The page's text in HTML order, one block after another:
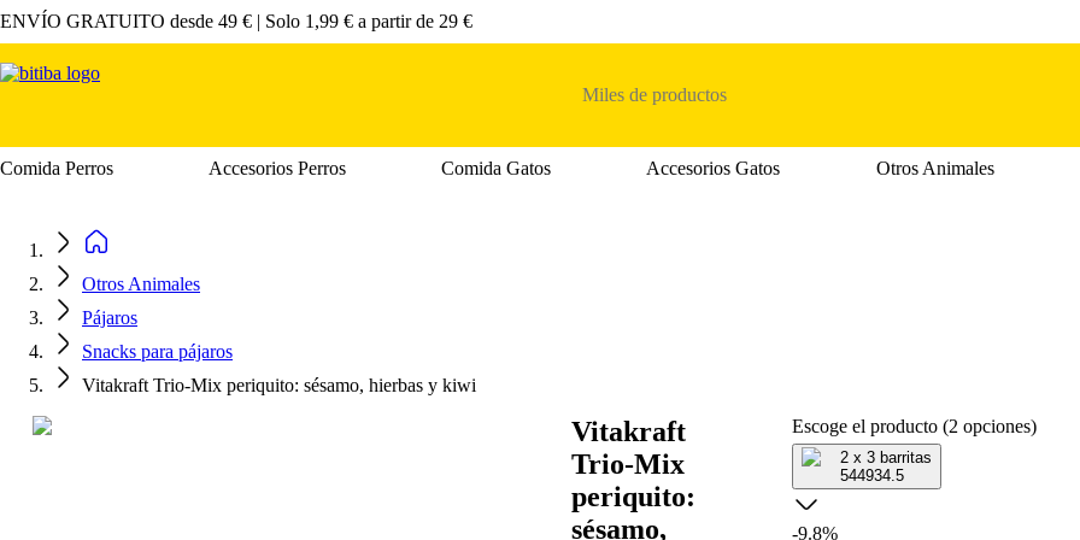
ENVÍO GRATUITO desde 49 € | Solo 1,99 € a partir de 29 €
Comida Perros Menú de categoria abierto: Comida Perros
Accesorios Perros Menú de categoria abierto: Accesorios Perros
Comida Gatos Menú de categoria abierto: Comida Gatos
Accesorios Gatos Menú de categoria abierto:
Otros Animales
Otros Animales
Pájaros
Snacks para pájaros
Vitakraft Trio-Mix periquito: sésamo, hierbas y kiwi
Vitakraft
Trio-Mix
periquito:
sésamo,
Escoge el producto (2 opciones)
2 x 3 barritas
544934.5
-9.8%